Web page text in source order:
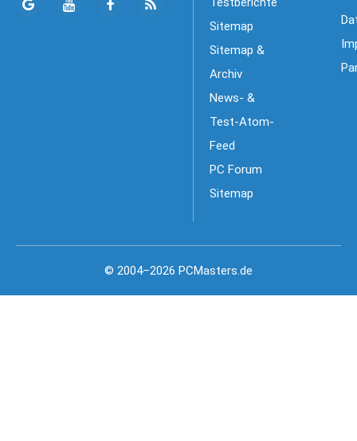
Sitemap
Sitemap &
Archiv
News- &
Test-Atom-
Feed
PC Forum
Sitemap
© 2004–2026 PCMasters.de